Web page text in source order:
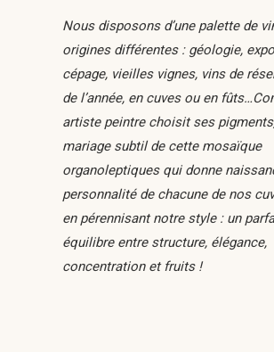
Nous disposons d’une palette de
origines différentes : géologie,
cépage, vieilles vignes, vins de
de l’année, en cuves ou en
artiste peintre choisit ses
mariage subtil de cette mosaïque
organoleptiques qui donne
personnalité de chacune de nos
en pérennisant notre style : un
équilibre entre structure, élégance,
concentration et fruits !